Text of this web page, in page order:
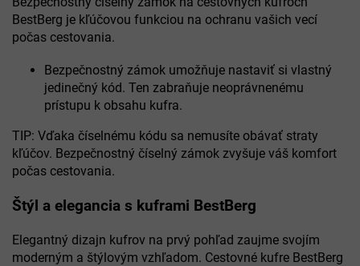
BestBerg je kľúčovou funkciou na ochranu vašich vecí
počas cestovania.
Bezpečnostný zámok umožňuje nastaviť si vlastný
jedinečný kód. Ten zabraňuje neoprávnenému
prístupu k obsahu kufra.
TIP: Vďaka číselnému kódu sa nemusíte obávať straty
kľúčov. Bezpečnostný číselný zámok zvyšuje váš komfort
počas cestovania.
Štýl a elegancia s kuframi BestBerg
Elegantný dizajn kufrov na prvý pohľad zaujme svojím
moderným a štýlovým vzhľadom. Cestovné kufre BestBerg